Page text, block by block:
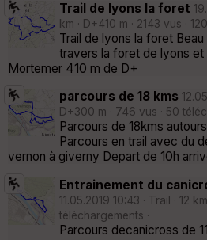
Trail de lyons la foret
km · D+410 m · 2143 vus ·
Trail de lyons la foret
travers la foret de lyons et
Mortemer 410 m de D+
parcours de 18 kms
D+300 m · 746 vus · 50
Parcours de 18kms
Parcours en trail avec du
vernon à giverny Depart de 10h
Entrainement du
11.05.2019 10:43 · Trail · 12
téléchargements ·
Parcours decanicross de